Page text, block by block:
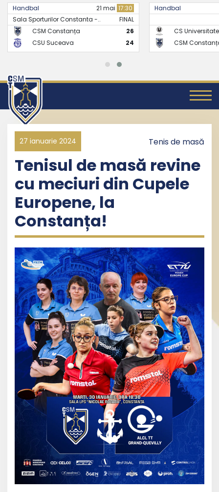
Handbal 21 mai 17:30
Sala Sporturilor Constanta -..
FINAL
CSM Constanța
26
CSU Suceava
24
Handbal
CS
CSM
27 ianuarie 2024 Tenis de masă
Tenisul de masă revine
cu meciuri din Cupele
Europene, la
Constanța!